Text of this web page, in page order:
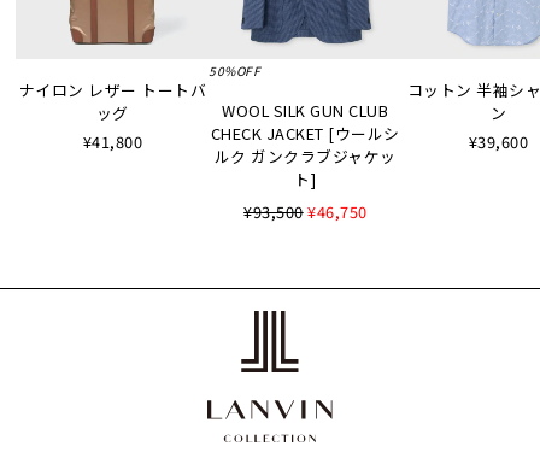
ナイロン レザー トートバ
ッグ
¥41,800
50%OFF
WOOL SILK GUN CLUB
CHECK JACKET [ウールシ
ルク ガンクラブジャケッ
ト]
¥93,500¥46,750
コットン 半袖シ
ン
¥39,600